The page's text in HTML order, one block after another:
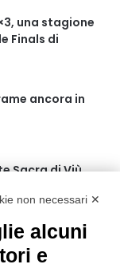
una stagione
Finals di
ancora in
Sacra di Viù
la
che costruisce il
non necessari ✕
alcuni
e